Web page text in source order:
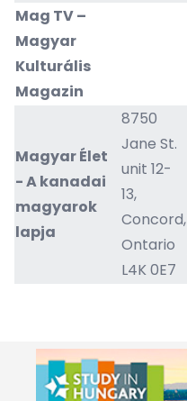
Mag TV –
Magyar
Kulturális
Magazin
Magyar Élet
- A kanadai
magyarok
lapja
8750
Jane St.
unit 12-
13,
Concord,
Ontario
L4K 0E7